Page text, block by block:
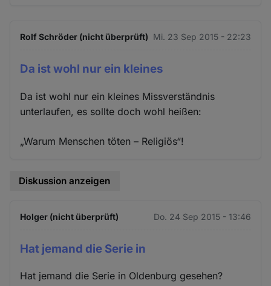
Rolf Schröder (nicht überprüft) Mi. 23 Sep 2015 - 22:23
Da ist wohl nur ein kleines
Da ist wohl nur ein kleines Missverständnis
unterlaufen, es sollte doch wohl heißen:
„Warum Menschen töten – Religiös“!
Diskussion anzeigen
Holger (nicht überprüft) Do. 24 Sep 2015 - 13:46
Hat jemand die Serie in
Hat jemand die Serie in Oldenburg gesehen?